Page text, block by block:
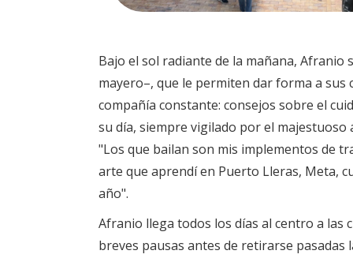
Bajo el sol radiante de la mañana, Afranio
mayero–, que le permiten dar forma a sus
compañía constante: consejos sobre el
su día, siempre vigilado por el
"Los que bailan son mis implementos de
arte que aprendí en Puerto Lleras, Meta,
año".
Afranio llega todos los días al centro a las
breves pausas antes de retirarse